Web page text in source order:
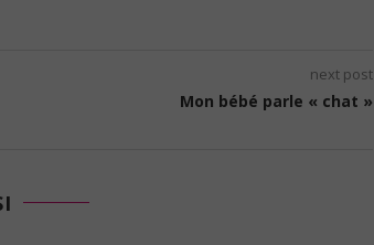
next post
Mon bébé parle « chat »